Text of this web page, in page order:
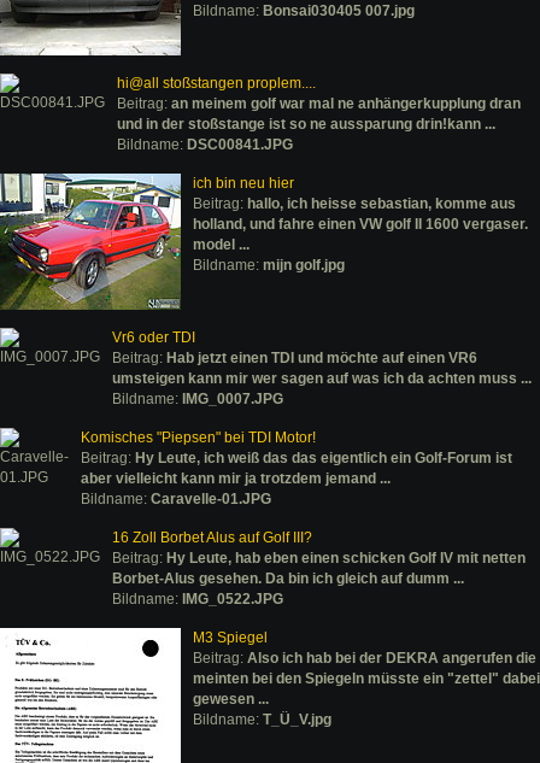
Bildname: Bonsai030405 007.jpg
hi@all stoßstangen proplem....
Beitrag: an meinem golf war mal ne anhängerkupplung dran
und in der stoßstange ist so ne aussparung drin!kann ...
Bildname: DSC00841.JPG
ich bin neu hier
Beitrag: hallo, ich heisse sebastian, komme aus
holland, und fahre einen VW golf II 1600 vergaser.
model ...
Bildname: mijn golf.jpg
Vr6 oder TDI
Beitrag: Hab jetzt einen TDI und möchte auf einen VR6
umsteigen kann mir wer sagen auf was ich da achten muss ...
Bildname: IMG_0007.JPG
Komisches "Piepsen" bei TDI Motor!
Beitrag: Hy Leute, ich weiß das das eigentlich ein Golf-Forum ist
aber vielleicht kann mir ja trotzdem jemand ...
Bildname: Caravelle-01.JPG
16 Zoll Borbet Alus auf Golf III?
Beitrag: Hy Leute, hab eben einen schicken Golf IV mit netten
Borbet-Alus gesehen. Da bin ich gleich auf dumm ...
Bildname: IMG_0522.JPG
M3 Spiegel
Beitrag: Also ich hab bei der DEKRA angerufen die
meinten bei den Spiegeln müsste ein "zettel" dabei
gewesen ...
Bildname: T_Ü_V.jpg